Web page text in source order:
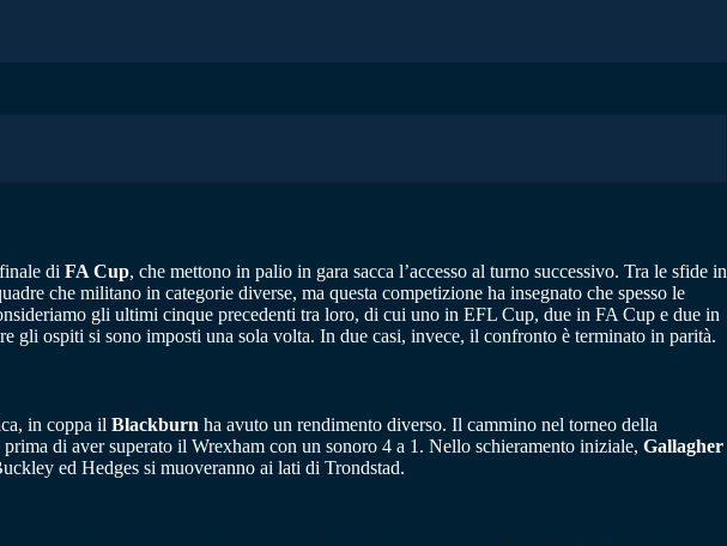
di FA Cup, che mettono in palio in gara sacca l’accesso al turno successivo. Tra le sfide in
che militano in categorie diverse, ma questa competizione ha insegnato che spesso le
gli ultimi cinque precedenti tra loro, di cui uno in EFL Cup, due in FA Cup e due in
gli ospiti si sono imposti una sola volta. In due casi, invece, il confronto è terminato in parità.
in coppa il Blackburn ha avuto un rendimento diverso. Il cammino nel torneo della
di aver superato il Wrexham con un sonoro 4 a 1. Nello schieramento iniziale, Gallagher
ed Hedges si muoveranno ai lati di Trondstad.